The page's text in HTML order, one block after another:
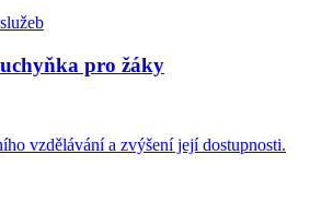
pro žáky
vzdělávání a zvýšení její dostupnosti.